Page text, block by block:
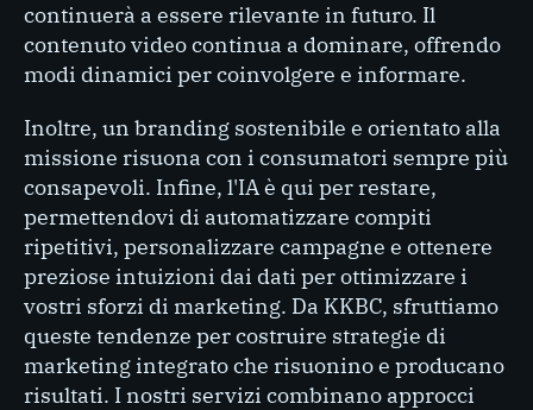
continuerà a essere rilevante in futuro. Il
contenuto video continua a dominare, offrendo
modi dinamici per coinvolgere e informare.
Inoltre, un branding sostenibile e orientato alla
missione risuona con i consumatori sempre più
consapevoli. Infine, l'IA è qui per restare,
permettendovi di automatizzare compiti
ripetitivi, personalizzare campagne e ottenere
preziose intuizioni dai dati per ottimizzare i
vostri sforzi di marketing. Da KKBC, sfruttiamo
queste tendenze per costruire strategie di
marketing integrato che risuonino e producano
risultati. I nostri servizi combinano approcci